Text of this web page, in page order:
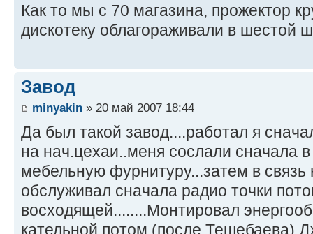
Как то мы с 70 магазина, прожектор
дискотеку облагораживали в шестой
Завод
minyakin » 20 май 2007 18:44
Да был такой завод....работал я
на нач.цехаи..меня сослали сначала
мебельную фурнитуру...затем в связь
обслуживал сначала радио точки
восходящей........Монтировал
кательной потом (после Тешебаева)